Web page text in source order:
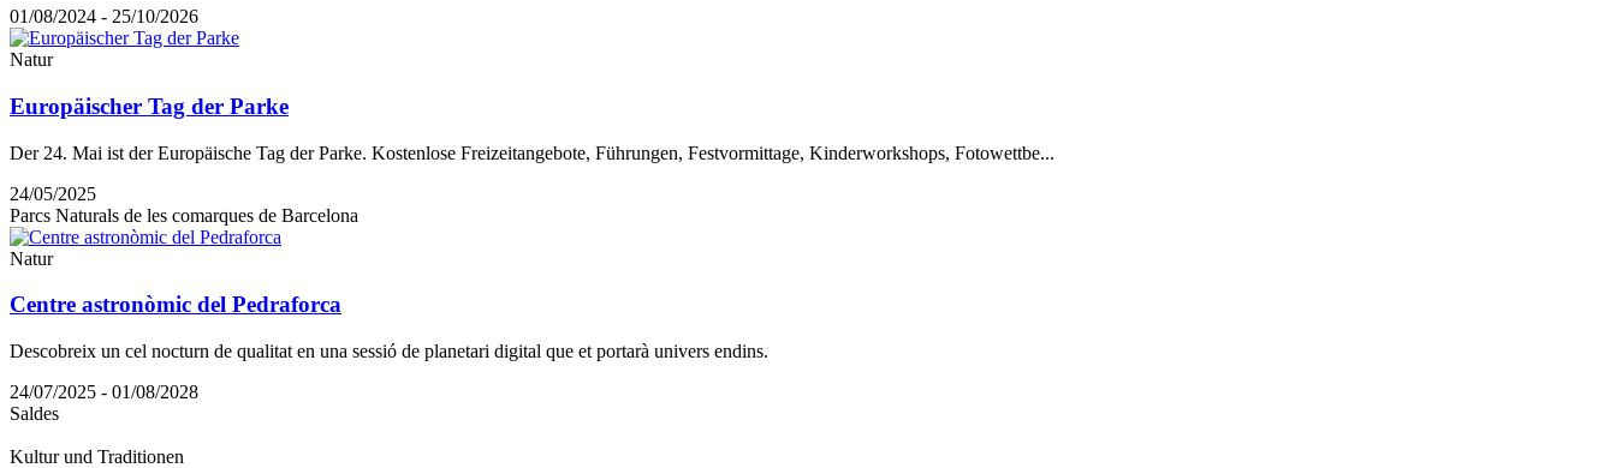
01/08/2024 - 25/10/2026
Natur
Europäischer Tag der Parke
Der 24. Mai ist der Europäische Tag der Parke. Kostenlose Freizeitangebote, Führungen, Festvormittage, Kinderworkshops, Fotowettbe...
24/05/2025
Parcs Naturals de les comarques de Barcelona
Natur
Centre astronòmic del Pedraforca
Descobreix un cel nocturn de qualitat en una sessió de planetari digital que et portarà univers endins.
24/07/2025 - 01/08/2028
Saldes
Kultur und Traditionen